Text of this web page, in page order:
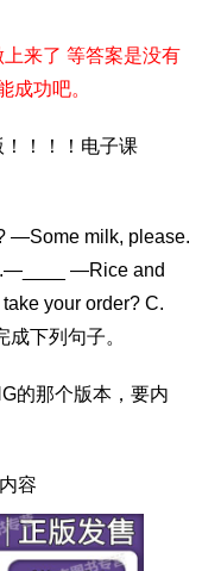
来了 等答案是没有
成功吧。
！！！电子课
—Some milk, please.
—Rice and
your order? C.
下列句子。
的那个版本，要内
容